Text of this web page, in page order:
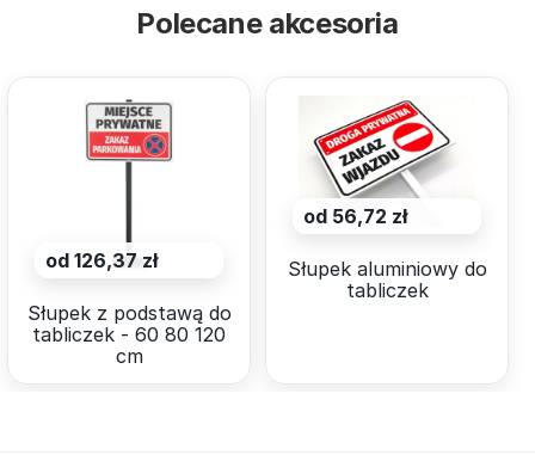
Polecane akcesoria
od 126,37 zł
Słupek z podstawą do
tabliczek - 60 80 120
cm
od 56,72 zł
Słupek aluminiowy do
tabliczek